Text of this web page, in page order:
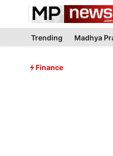
contentTrending Madhya
Finance